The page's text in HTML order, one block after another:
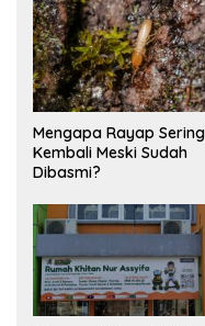
Mengapa Rayap Sering
Kembali Meski Sudah
Dibasmi?